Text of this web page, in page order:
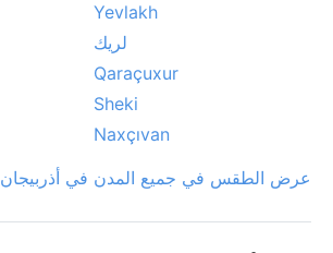
Yevlakh
لريك
Qaraçuxur
Sheki
Naxçıvan
عرض الطقس في جميع المدن في أذربيجان